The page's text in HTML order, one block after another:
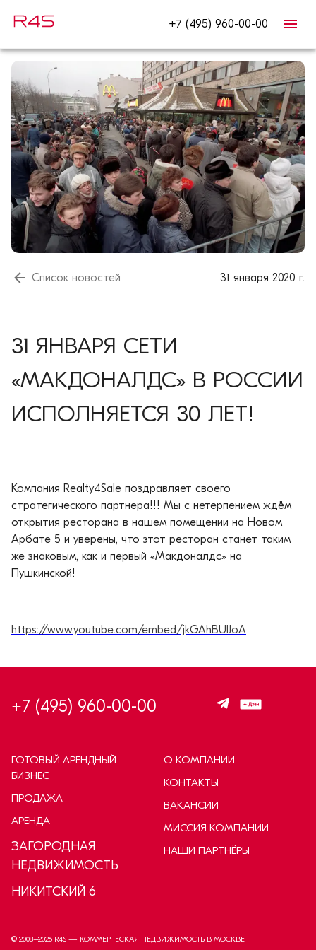
+7 (495) 960-00-00
Список новостей 31 января 2020 г.
31 ЯНВАРЯ СЕТИ
«МАКДОНАЛДС» В РОССИИ
ИСПОЛНЯЕТСЯ 30 ЛЕТ!
Компания Realty4Sale поздравляет своего
стратегического партнера!!! Мы с нетерпением ждём
открытия ресторана в нашем помещении на Новом
Арбате 5 и уверены, что этот ресторан станет таким
же знаковым, как и первый «Макдоналдс» на
Пушкинской!
https://www.youtube.com/embed/jkGAhBUlJoA
+7 (495) 960-00-00
ГОТОВЫЙ АРЕНДНЫЙ
БИЗНЕС
ПРОДАЖА
АРЕНДА
ЗАГОРОДНАЯ
НЕДВИЖИМОСТЬ
НИКИТСКИЙ 6
О КОМПАНИИ
КОНТАКТЫ
ВАКАНСИИ
МИССИЯ КОМПАНИИ
НАШИ ПАРТНЁРЫ
© 2008–2026 R4S — КОММЕРЧЕСКАЯ НЕДВИЖИМОСТЬ В МОСКВЕ